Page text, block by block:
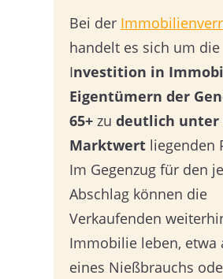
Bei der
handelt es sich um die
Investition in
Eigentümern der
65+ zu deutlich unter
Marktwert liegenden
Im Gegenzug für den
Abschlag können die
Verkaufenden
Immobilie leben, etwa
eines Nießbrauchs